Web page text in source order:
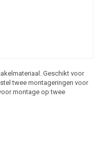
Geschikt voor
twee montageringen voor
montage op twee